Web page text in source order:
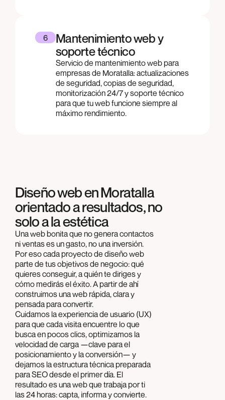
6
Mantenimiento web y
soporte técnico
Servicio de mantenimiento web para
empresas de Moratalla: actualizaciones
de seguridad, copias de seguridad,
monitorización 24/7 y soporte técnico
para que tu web funcione siempre al
máximo rendimiento.
Diseño web en Moratalla
orientado a resultados, no
solo a la estética
Una web bonita que no genera contactos
ni ventas es un gasto, no una inversión.
Por eso cada proyecto de diseño web
parte de tus objetivos de negocio: qué
quieres conseguir, a quién te diriges y
cómo medirás el éxito. A partir de ahí
construimos una web rápida, clara y
pensada para convertir.
Cuidamos la experiencia de usuario (UX)
para que cada visita encuentre lo que
busca en pocos clics, optimizamos la
velocidad de carga —clave para el
posicionamiento y la conversión— y
dejamos la estructura técnica preparada
para SEO desde el primer día. El
resultado es una web que trabaja por ti
las 24 horas: capta, informa y convierte.